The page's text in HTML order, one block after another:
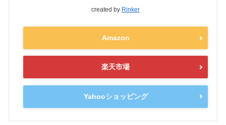
created by Rinker
Amazon
楽天市場
Yahooショッピング